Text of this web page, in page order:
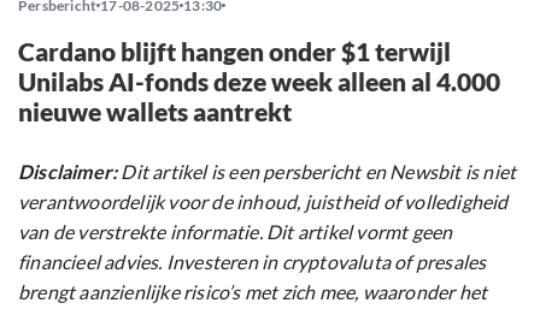
Persbericht 17-08-2025 13:30
Cardano blijft hangen onder $1 terwijl
Unilabs AI-fonds deze week alleen al 4.000
nieuwe wallets aantrekt
Disclaimer:Dit artikel is een persbericht en Newsbit is niet
verantwoordelijk voor de inhoud, juistheid of volledigheid
van de verstrekte informatie. Dit artikel vormt geen
financieel advies. Investeren in cryptovaluta of presales
brengt aanzienlijke risico’s met zich mee, waaronder het